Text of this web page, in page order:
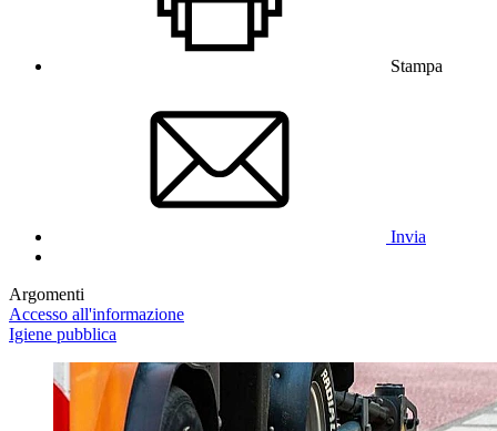
Stampa
Invia
Argomenti
Accesso all'informazione
Igiene pubblica